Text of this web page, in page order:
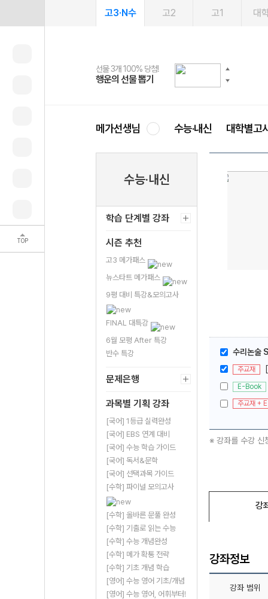
TOP
고3·N수 고2 고1 대
선물 3개 100% 당첨!
행운의 선물 뽑기
선물 100% 증정!
메가스터디 X 올리브
여름방학 스터디 캐시백
메가런 썸머스쿨
2027 러셀 단과
강사 공개선발
스마트러닝앱
설문 EVENT
메가패스
3일 무료 체험권
메가패스 수강생 무료혜택!
메가클럽 멤버십
사회공헌 캠페인
희망이룸 메가나눔
메가선생님 수능·내신 대학별고
수능·내신
학습 단계별 강좌
시즌 추천
고3 메가패스
뉴스타트 메가패스
9평 대비 특강&모의고사
FINAL 대특강
6월 모평 After 특강
반수 특강
문제은행
과목별 기획 강좌
[국어] 1등급 실력완성
[국어] EBS 연계 대비
[국어] 수능 학습 가이드
[국어] 독서&문학
[국어] 선택과목 가이드
[수학] 파이널 모의고사
[수학] 올바른 문풀 완성
[수학] 기출로 읽는 수능
[수학] 수능 개념완성
[수학] 메가 확통 전략
[수학] 기초 개념 학습
[영어] 수능 영어 기초/개념
[영어] 수능 영어, 어휘부터!
수리논술
주교재
E-Book
주교재 +
※ 강좌를 수강 신
강
강좌정보
강좌 범위